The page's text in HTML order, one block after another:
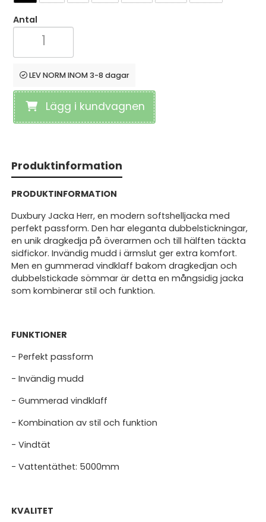
Antal
LEV NORM INOM 3-8 dagar
Lägg i kundvagnen
Produktinformation
PRODUKTINFORMATION
Duxbury Jacka Herr, en modern softshelljacka med
perfekt passform. Den har eleganta dubbelstickningar,
en unik dragkedja på överarmen och till hälften täckta
sidfickor. Invändig mudd i ärmslut ger extra komfort.
Men en gummerad vindklaff bakom dragkedjan och
dubbelstickade sömmar är detta en mångsidig jacka
som kombinerar stil och funktion.
FUNKTIONER
- Perfekt passform
- Invändig mudd
- Gummerad vindklaff
- Kombination av stil och funktion
- Vindtät
- Vattentäthet: 5000mm
KVALITET